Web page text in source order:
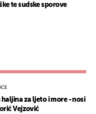
te sudske sporove
haljina za ljeto i more - nosi
Vejzović